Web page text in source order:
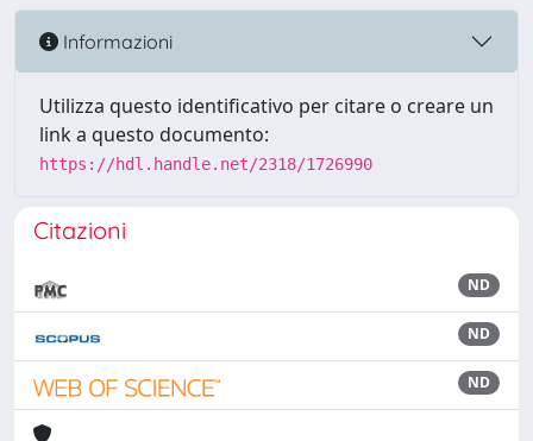
Informazioni
Utilizza questo identificativo per citare o creare un
link a questo documento:
https://hdl.handle.net/2318/1726990
Citazioni
ND
ND
ND